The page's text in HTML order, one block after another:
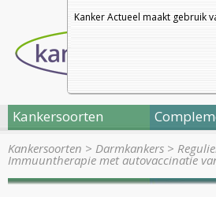
Kanker Actueel maakt gebruik
Kankersoorten
Kankersoorten > Darmkankers >
Immuuntherapie met autovaccinatie